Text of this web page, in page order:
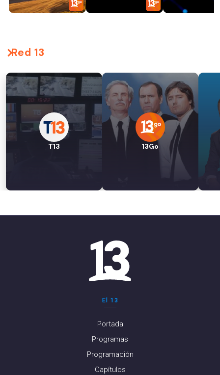
Red 13
T13 13Go
El 13
Portada
Programas
Programación
Capítulos